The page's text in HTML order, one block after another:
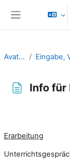
Website-
Avatar
Info für
Erarbeitung